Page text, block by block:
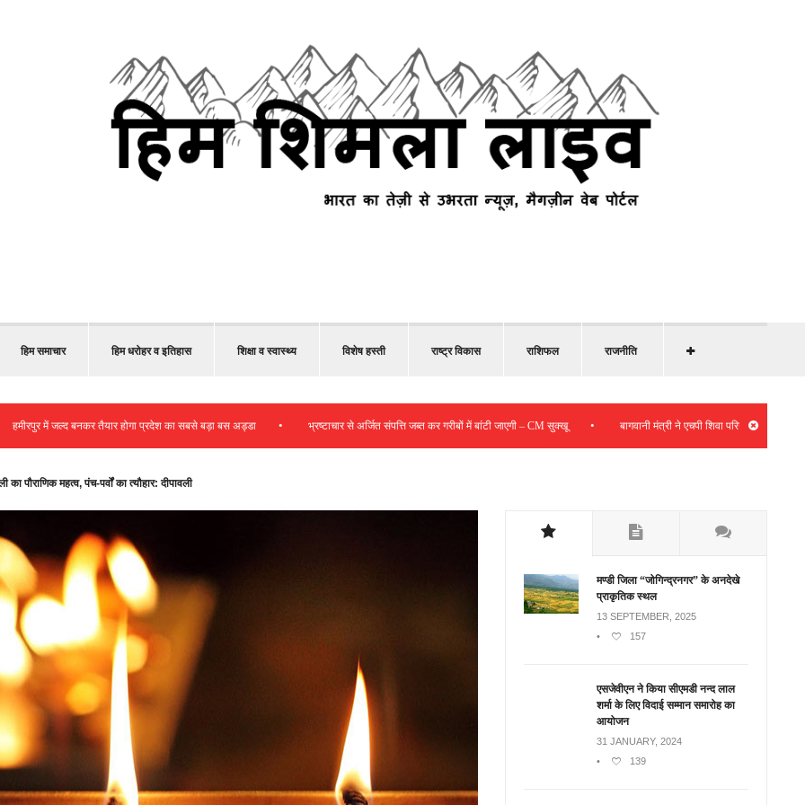
हिम समाचार हिम धरोहर व इतिहास शिक्षा व स्वास्थ्य विशेष हस्ती राष्ट्र विकास राशिफल राजनीति
में जल्द बनकर तैयार होगा प्रदेश का सबसे बड़ा बस अड्डा • भ्रष्टाचार से अर्जित संपत्ति जब्त कर गरीबों में बांटी जाएगी – CM सुक्खू • बागवानी मंत्री ने एचपी शिवा परियोजना की समीक्षा की;
का पौराणिक महत्व, पंच-पर्वों का त्‍यौहार: दीपावली
मण्डी जिला “जोगिन्द्रनगर” के अनदेखे
प्राकृतिक स्थल
13 SEPTEMBER, 2025
•
157
एसजेवीएन ने किया सीएमडी नन्‍द लाल
शर्मा के लिए विदाई सम्मान समारोह का
आयोजन
31 JANUARY, 2024
•
139